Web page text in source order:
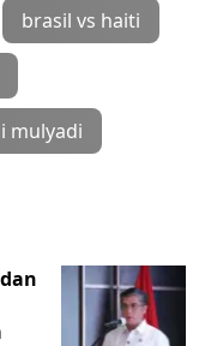
brasil vs haiti
mulyadi